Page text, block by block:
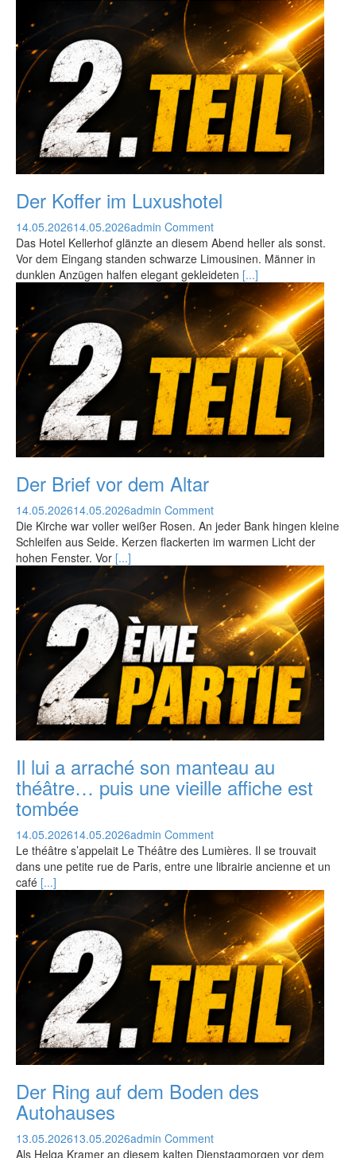
Der Koffer im Luxushotel
14.05.202614.05.2026admin Comment
Das Hotel Kellerhof glänzte an diesem Abend heller als sonst.
Vor dem Eingang standen schwarze Limousinen. Männer in
dunklen Anzügen halfen elegant gekleideten [...]
Der Brief vor dem Altar
14.05.202614.05.2026admin Comment
Die Kirche war voller weißer Rosen. An jeder Bank hingen kleine
Schleifen aus Seide. Kerzen flackerten im warmen Licht der
hohen Fenster. Vor [...]
Il lui a arraché son manteau au
théâtre… puis une vieille affiche est
tombée
14.05.202614.05.2026admin Comment
Le théâtre s’appelait Le Théâtre des Lumières. Il se trouvait
dans une petite rue de Paris, entre une librairie ancienne et un
café [...]
Der Ring auf dem Boden des
Autohauses
13.05.202613.05.2026admin Comment
Als Helga Kramer an diesem kalten Dienstagmorgen vor dem